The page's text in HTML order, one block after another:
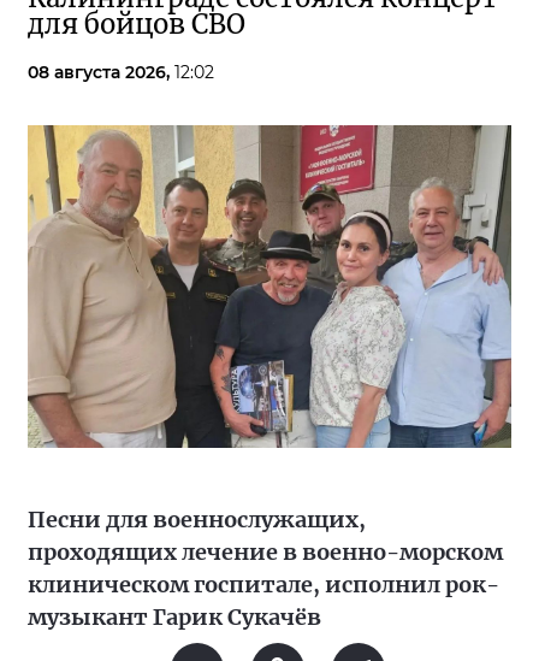
для бойцов СВО
08 августа 2026, 12:02
Песни для военнослужащих,
проходящих лечение в военно-морском
клиническом госпитале, исполнил рок-
музыкант Гарик Сукачёв